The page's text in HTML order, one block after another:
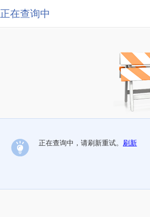
正在查询中
正在查询中，请刷新重试。 刷新